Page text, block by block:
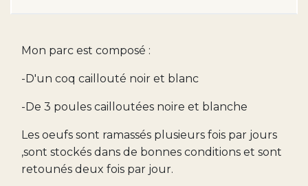
Mon parc est composé :
-D'un coq caillouté noir et blanc
-De 3 poules cailloutées noire et blanche
Les oeufs sont ramassés plusieurs fois par jours
,sont stockés dans de bonnes conditions et sont
retounés deux fois par jour.